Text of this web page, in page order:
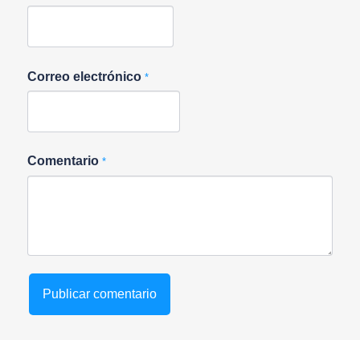
Correo electrónico *
Comentario *